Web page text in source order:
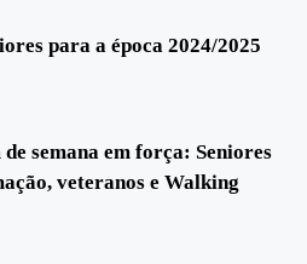
para a época 2024/2025
semana em força: Seniores
veteranos e Walking